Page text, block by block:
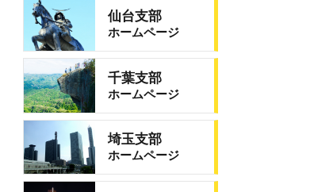
仙台支部
ホームページ
千葉支部
ホームページ
埼玉支部
ホームページ